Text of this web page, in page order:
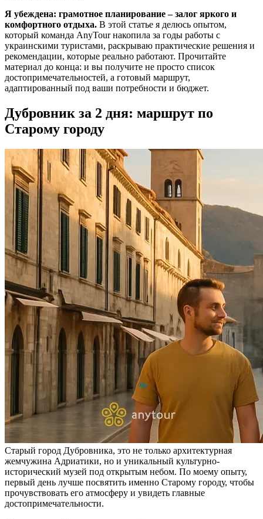
Я убеждена: грамотное планирование – залог яркого и
комфортного отдыха. В этой статье я делюсь опытом,
который команда AnyTour накопила за годы работы с
украинскими туристами, раскрываю практические решения и
рекомендации, которые реально работают. Прочитайте
материал до конца: и вы получите не просто список
достопримечательностей, а готовый маршрут,
адаптированный под ваши потребности и бюджет.
Дубровник за 2 дня: маршрут по
Старому городу
Старый город Дубровника, это не только архитектурная
жемчужина Адриатики, но и уникальный культурно-
исторический музей под открытым небом. По моему опыту,
первый день лучше посвятить именно Старому городу, чтобы
прочувствовать его атмосферу и увидеть главные
достопримечательности.